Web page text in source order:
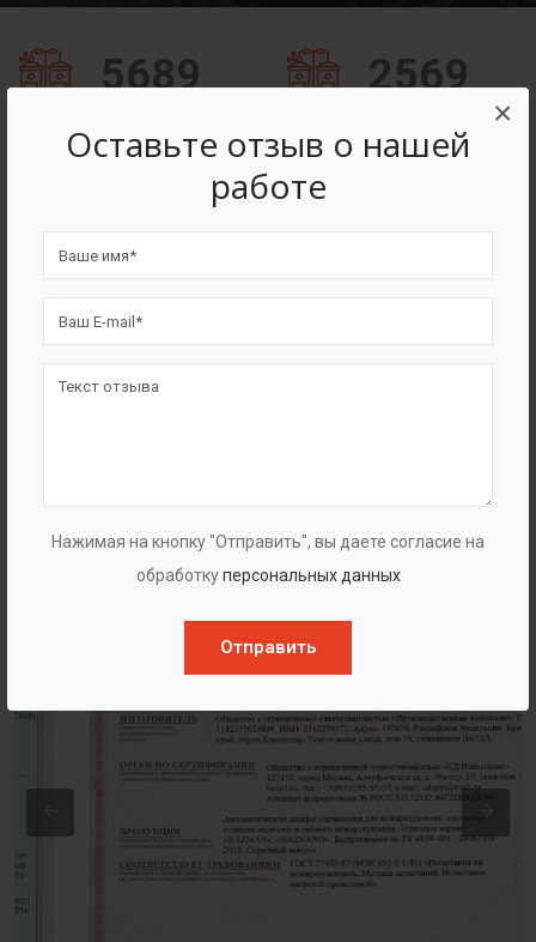
Оставьте отзыв о нашей
работе
Нажимая на кнопку "Отправить", вы даете согласие на
обработкуперсональных данных
Отправить
×
5689 2569
Счастливых клиентов
Сертификаты